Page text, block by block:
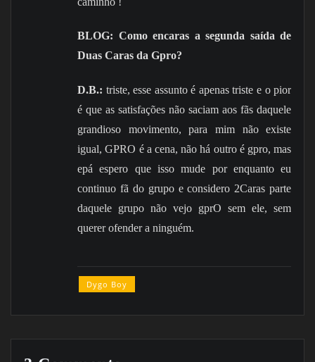
BLOG: Como encaras a segunda saída de
Duas Caras da Gpro?
D.B.: triste, esse assunto é apenas triste e o pior
é que as satisfações não saciam aos fãs daquele
grandioso movimento, para mim não existe
igual, GPRO é a cena, não há outro é gpro, mas
epá espero que isso mude por enquanto eu
continuo fã do grupo e considero 2Caras parte
daquele grupo não vejo gprO sem ele, sem
querer ofender a ninguém.
Dygo Boy